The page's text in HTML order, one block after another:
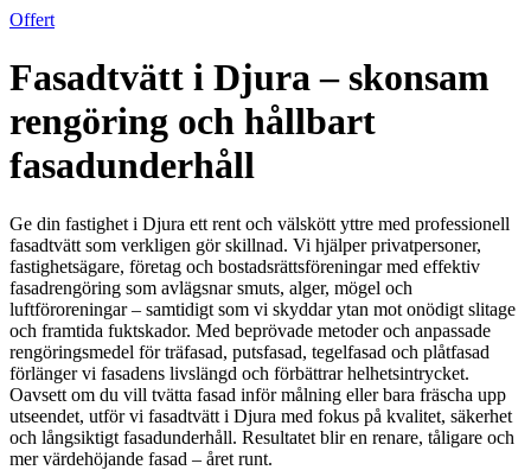
Offert
Fasadtvätt i Djura – skonsam
rengöring och hållbart
fasadunderhåll
Ge din fastighet i Djura ett rent och välskött yttre med professionell
fasadtvätt som verkligen gör skillnad. Vi hjälper privatpersoner,
fastighetsägare, företag och bostadsrättsföreningar med effektiv
fasadrengöring som avlägsnar smuts, alger, mögel och
luftföroreningar – samtidigt som vi skyddar ytan mot onödigt slitage
och framtida fuktskador. Med beprövade metoder och anpassade
rengöringsmedel för träfasad, putsfasad, tegelfasad och plåtfasad
förlänger vi fasadens livslängd och förbättrar helhetsintrycket.
Oavsett om du vill tvätta fasad inför målning eller bara fräscha upp
utseendet, utför vi fasadtvätt i Djura med fokus på kvalitet, säkerhet
och långsiktigt fasadunderhåll. Resultatet blir en renare, tåligare och
mer värdehöjande fasad – året runt.